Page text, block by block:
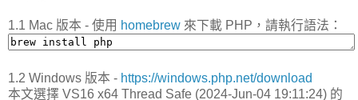
1.1 Mac 版本 - 使用 homebrew 來下載 PHP，請執行語法：
1.2 Windows 版本 - https://windows.php.net/download
本文選擇 VS16 x64 Thread Safe (2024-Jun-04 19:11:24) 的